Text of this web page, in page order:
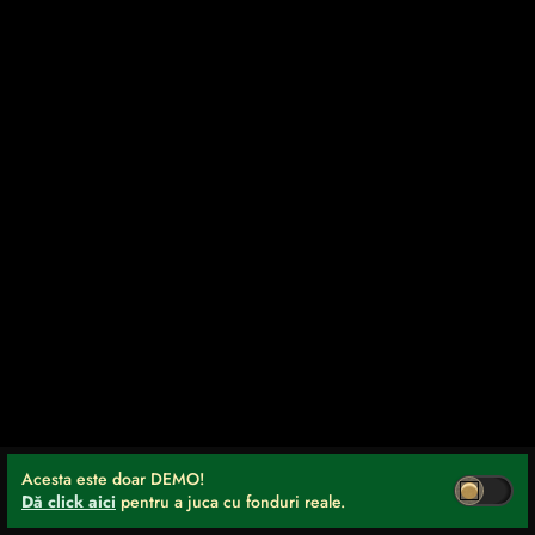
Acesta este doar DEMO!
Dă click aici pentru a juca cu fonduri reale.